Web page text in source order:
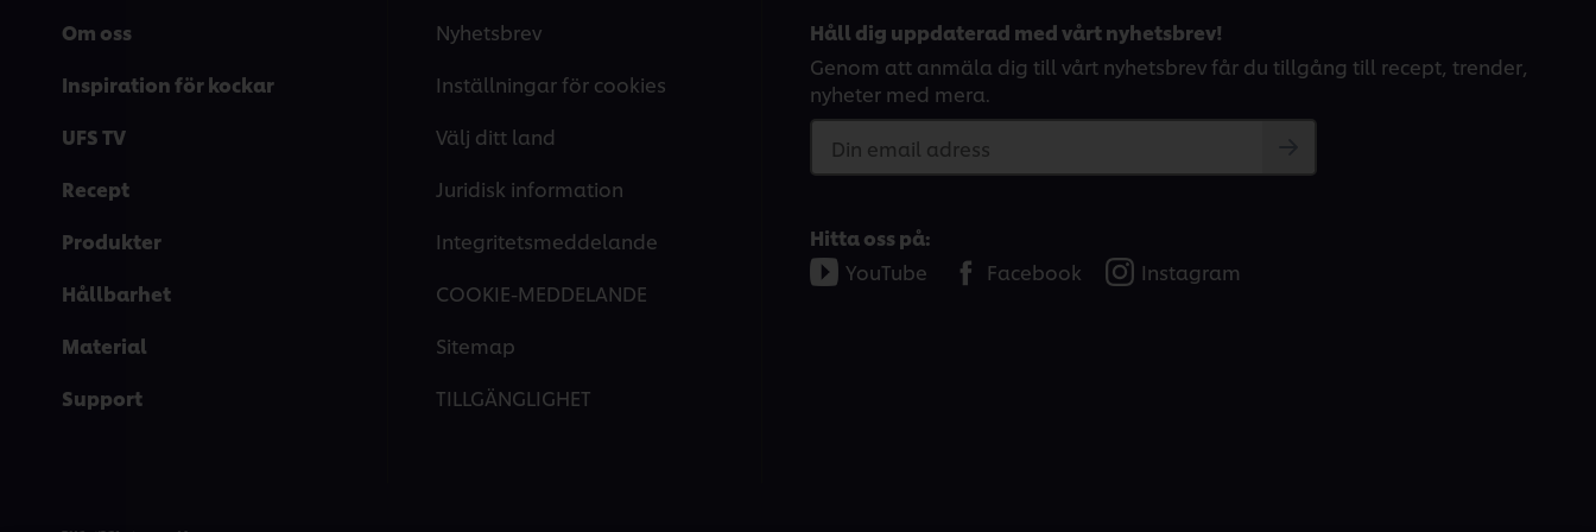
Om oss
Inspiration för kockar
UFS TV
Recept
Produkter
Hållbarhet
Material
Support
Nyhetsbrev
Inställningar för cookies
Välj ditt land
Juridisk information
Integritetsmeddelande
COOKIE-MEDDELANDE
Sitemap
TILLGÄNGLIGHET
Håll dig uppdaterad med vårt nyhetsbrev!
Genom att anmäla dig till vårt nyhetsbrev får du tillgång till recept, trender,
nyheter med mera.
Din email adress
Hitta oss på:
YouTube
Facebook Instagram